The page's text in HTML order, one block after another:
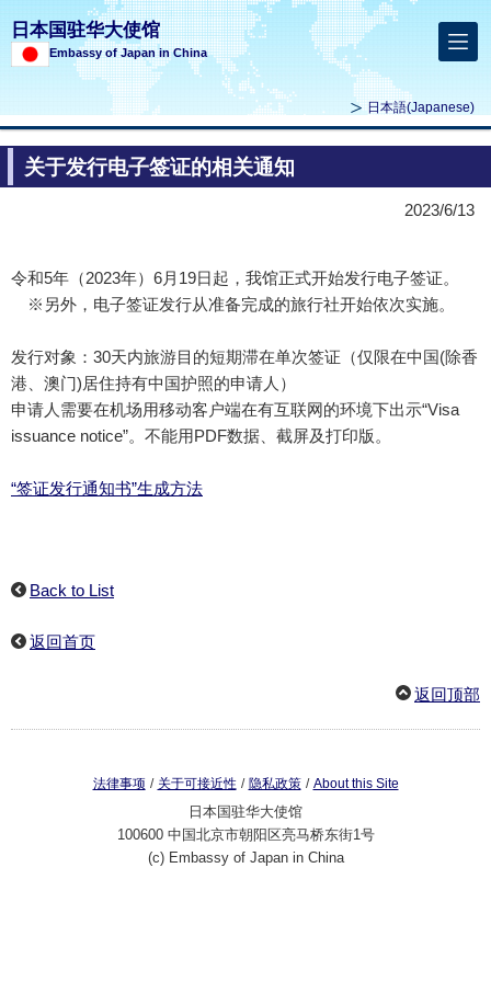
日本国驻华大使馆
Embassy of Japan in China
日本語(Japanese)
关于发行电子签证的相关通知
2023/6/13
令和5年（2023年）6月19日起，我馆正式开始发行电子签证。
※另外，电子签证发行从准备完成的旅行社开始依次实施。
发行对象：30天内旅游目的短期滞在单次签证（仅限在中国(除香
港、澳门)居住持有中国护照的申请人）
申请人需要在机场用移动客户端在有互联网的环境下出示“Visa
issuance notice”。不能用PDF数据、截屏及打印版。
“签证发行通知书”生成方法
Back to List
返回首页
返回顶部
法律事项 / 关于可接近性 / 隐私政策 / About this Site
日本国驻华大使馆
100600 中国北京市朝阳区亮马桥东街1号
(c) Embassy of Japan in China